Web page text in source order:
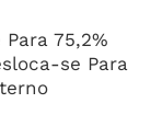
75,2%
se Para